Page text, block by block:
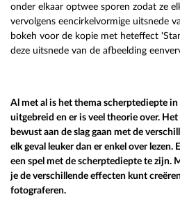
onder elkaar optwee sporen zodat ze
vervolgens eencirkelvormige uitsnede
bokeh voor de kopie met heteffect
deze uitsnede van de afbeelding
Al met al is het thema scherptediepte
uitgebreid en er is veel theorie over.
bewust aan de slag gaan met de
elk geval leuker dan er enkel over
een spel met de scherptediepte te zijn.
je de verschillende effecten kunt
fotograferen.